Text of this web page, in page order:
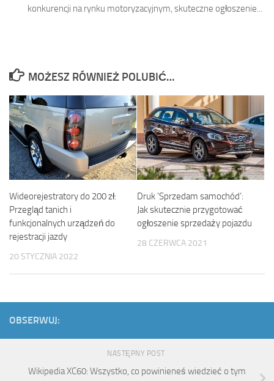
konkurencji na rynku motoryzacyjnym, skuteczne ogłoszenie...
MOŻESZ RÓWNIEŻ POLUBIĆ…
Wideorejestratory do 200 zł:
Przegląd tanich i
funkcjonalnych urządzeń do
rejestracji jazdy
20 STYCZNIA 2022
Druk 'Sprzedam samochód’:
Jak skutecznie przygotować
ogłoszenie sprzedaży pojazdu
28 CZERWCA 2021
OBSERWUJ:
NASTĘPNY POST
Wikipedia XC60: Wszystko, co powinieneś wiedzieć o tym